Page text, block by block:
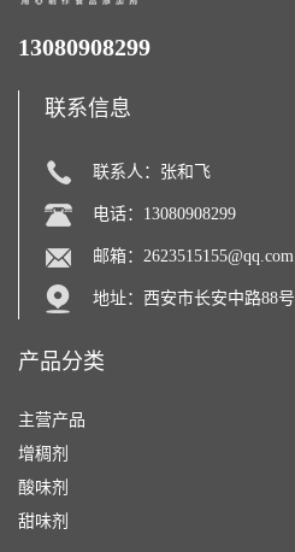
13080908299
联系信息
联系人：张和飞
电话：13080908299
邮箱： 2623515155@qq.com
地址：西安市长安中路88号
产品分类
主营产品
增稠剂
酸味剂
甜味剂